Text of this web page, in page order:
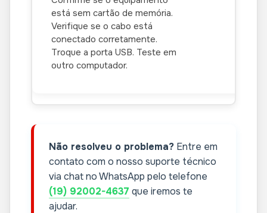
está sem cartão de memória.
Verifique se o cabo está
conectado corretamente.
Troque a porta USB. Teste em
outro computador.
Não resolveu o problema? Entre em
contato com o nosso suporte técnico
via chat no WhatsApp pelo telefone
(19) 92002-4637 que iremos te
ajudar.